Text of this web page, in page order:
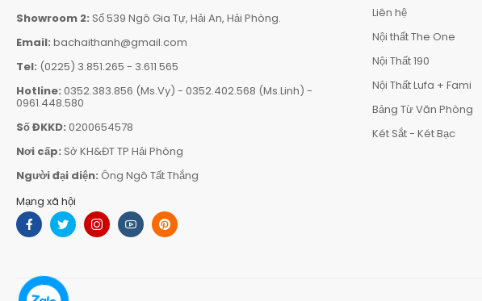
Showroom 2: Số 539 Ngô Gia Tự, Hải An, Hải Phòng.
Email: bachaithanh@gmail.com
Tel: (0225) 3.851.265 - 3.611 565
Hotline: 0352.383.856 (Ms.Vy) - 0352.402.568 (Ms.Linh) -
0961.448.580
Số ĐKKD: 0200654578
Nơi cấp: Sở KH&ĐT TP Hải Phòng
Người đại diện: Ông Ngô Tất Thắng
Mạng xã hội
Liên hệ
Nội thất The One
Nội Thất 190
Nội Thất Lufa + Fami
Bảng Từ Văn Phòng
Két Sắt - Két Bạc